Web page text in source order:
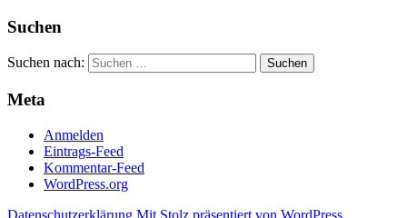
Suchen
Suchen nach:
Meta
Anmelden
Eintrags-Feed
Kommentar-Feed
WordPress.org
Datenschutzerklärung Mit Stolz präsentiert von WordPress